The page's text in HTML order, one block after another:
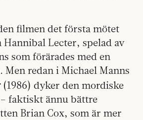
filmen det första mötet
Lecter, spelad av
som förärades med en
Men redan i Michael Manns
(1986) dyker den mordiske
faktiskt ännu bättre
Brian Cox, som är mer